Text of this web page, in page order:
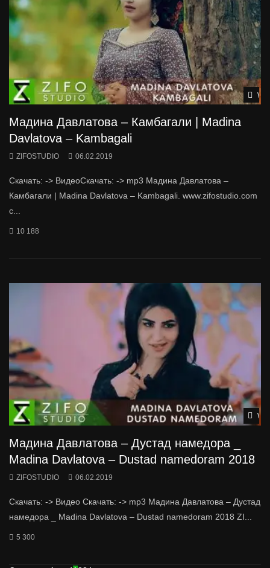
Мадина Давлатова – Камбагали | Madina
Davlatova – Kambagali
ZIFOSTUDIO 06.02.2019
Скачать: -> ВидеоСкачать: -> mp3 Мадина Давлатова –
Камбагали | Madina Davlatova – Kambagali. www.zifostudio.com
с...
10 188
Мадина Давлатова – Дустад намедора _
Madina Davlatova – Dustad namedoram 2018
ZIFOSTUDIO 06.02.2019
Скачать: -> Видео Скачать: -> mp3 Мадина Давлатова – Дустад
намедора _ Madina Davlatova – Dustad namedoram 2018 ZI...
5 300